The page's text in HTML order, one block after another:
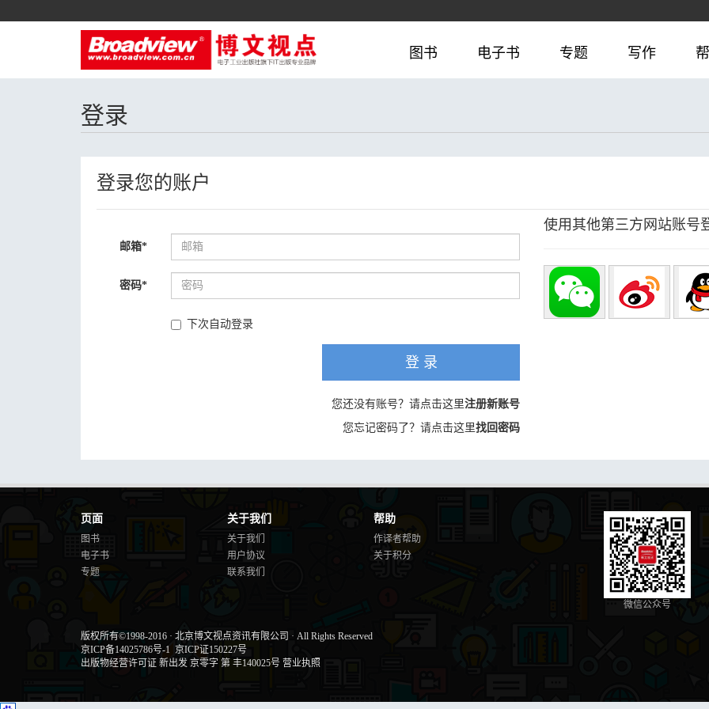
图书 电子书 专题 写作
登录
登录您的账户
邮箱*
密码*
下次自动登录
登 录
您还没有账号？请点击这里注册新账号
您忘记密码了？请点击这里找回密码
使用其他第三方网站账号
页面
图书
电子书
专题
关于我们
关于我们
用户协议
联系我们
帮助
作译者帮助
关于积分
微信公众号
版权所有©1998-2016 · 北京博文视点资讯有限公司 · All Rights Reserved
京ICP备14025786号-1 京ICP证150227号
出版物经营许可证 新出发 京零字 第 丰140025号 营业执照